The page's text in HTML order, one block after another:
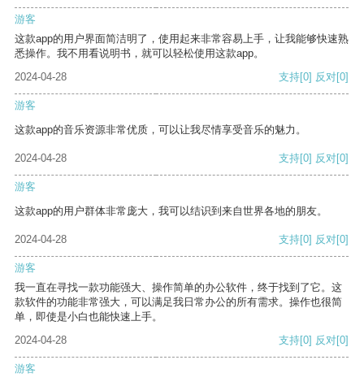
游客
这款app的用户界面简洁明了，使用起来非常容易上手，让我能够快速熟
悉操作。我不用看说明书，就可以轻松使用这款app。
2024-04-28
支持[0] 反对[0]
游客
这款app的音乐资源非常优质，可以让我尽情享受音乐的魅力。
2024-04-28 支持[0] 反对[0]
游客
这款app的用户群体非常庞大，我可以结识到来自世界各地的朋友。
2024-04-28 支持[0] 反对[0]
游客
我一直在寻找一款功能强大、操作简单的办公软件，终于找到了它。这
款软件的功能非常强大，可以满足我日常办公的所有需求。操作也很简
单，即使是小白也能快速上手。
2024-04-28
支持[0] 反对[0]
游客